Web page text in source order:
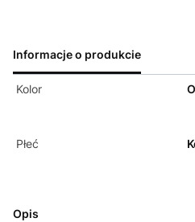
Informacje o produkcie
Kolor
Płeć
Opis